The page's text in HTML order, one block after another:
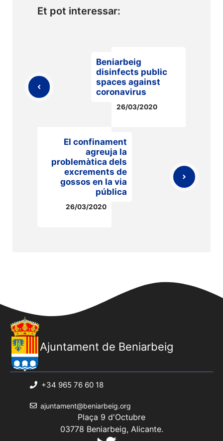
Et pot interessar:
Beniarbeig
disinfects public
spaces against
coronavirus
26/03/2020
El confinament
agreuja la
problemàtica dels
excrements de
gossos en la via
pública
26/03/2020
Ajuntament de Beniarbeig
+34 965 76 60 18
ajuntament@beniarbeig.org
Plaça 9 d'Octubre
03778 Beniarbeig, Alicante.